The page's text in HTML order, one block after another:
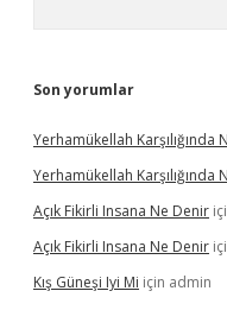
Son yorumlar
Yerhamükellah Karşılığında
Yerhamükellah Karşılığında
Açık Fikirli Insana Ne Denir
Açık Fikirli Insana Ne Denir
Kış Güneşi Iyi Mi için admin